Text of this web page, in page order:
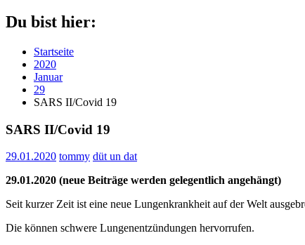
Du bist hier:
Startseite
2020
Januar
29
SARS II/Covid 19
SARS II/Covid 19
29.01.2020 tommy düt un dat
29.01.2020 (neue Beiträge werden gelegentlich angehängt)
Seit kurzer Zeit ist eine neue Lungenkrankheit auf der Welt
Die können schwere Lungenentzündungen hervorrufen.